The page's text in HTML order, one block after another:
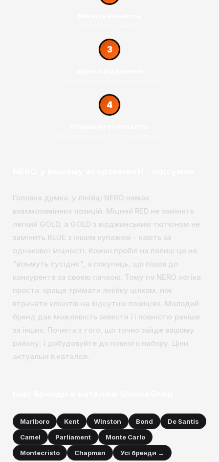
3
4
Головна думка: у лінійці NERO немає
взаємозамінних позицій. Міцний RED не замінить
легкий GOLD, а GOLD з вірджинським тютюном не
замінить BLUE з іншим купажем - навіть за
однакової міцності. Кожен пробіл на полиці це не
"візьмуть сусіднє", а покупець, що пішов до
конкурента за своєю пачкою. Тому по NERO логіка
проста: краще тримати лінійку цілком, ніж
втрачати клієнтів на відсутніх позиціях. Молодий
бренд дає можливість завести її повністю раніше
за інших. Почніть з того, що точно зайде вашому
району, і добудовуйте до повного набору. Ціни
актуальні в каталозі.
Marlboro Kent Winston Bond
De Santis
Camel
Parliament
Monte Carlo
Montecristo
Chapman Усі бренди →